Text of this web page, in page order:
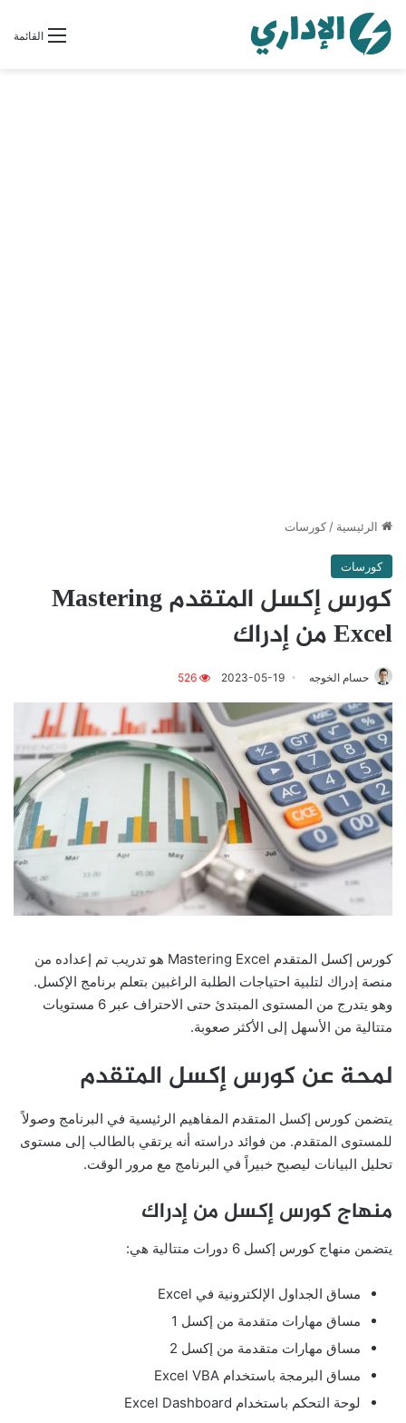
القائمة
الرئيسية / كورسات
كورسات
كورس إكسل المتقدم Mastering
Excel من إدراك
حسام الخوجه 2023-05-19
526
كورس إكسل المتقدم Mastering Excel هو تدريب تم إعداده من
منصة إدراك لتلبية احتياجات الطلبة الراغبين بتعلم برنامج الإكسل.
وهو يتدرج من المستوى المبتدئ حتى الاحتراف عبر 6 مستويات
متتالية من الأسهل إلى الأكثر صعوبة.
لمحة عن كورس إكسل المتقدم
يتضمن كورس إكسل المتقدم المفاهيم الرئيسية في البرنامج وصولاً
للمستوى المتقدم. من فوائد دراسته أنه يرتقي بالطالب إلى مستوى
تحليل البيانات ليصبح خبيراً في البرنامج مع مرور الوقت.
منهاج كورس إكسل من إدراك
يتضمن منهاج كورس إكسل 6 دورات متتالية هي:
مساق الجداول الإلكترونية في Excel
مساق مهارات متقدمة من إكسل 1
مساق مهارات متقدمة من إكسل 2
مساق البرمجة باستخدام Excel VBA
لوحة التحكم باستخدام Excel Dashboard